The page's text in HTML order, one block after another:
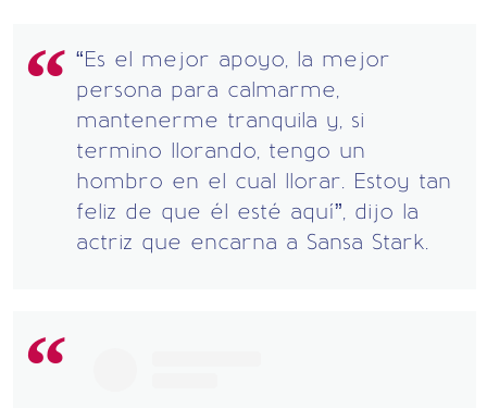
“Es el mejor apoyo, la mejor
persona para calmarme,
mantenerme tranquila y, si
termino llorando, tengo un
hombro en el cual llorar. Estoy tan
feliz de que él esté aquí”, dijo la
actriz que encarna a Sansa Stark.